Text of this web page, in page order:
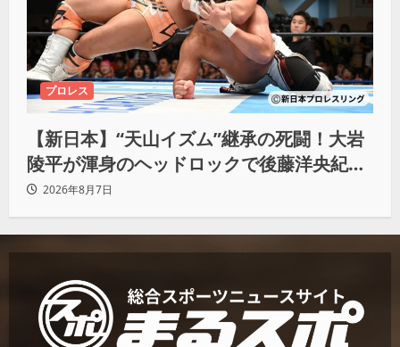
プロレス
【新日本】“天山イズム”継承の死闘！大岩
陵平が渾身のヘッドロックで後藤洋央紀か
らタップ奪取 執念の「リベンジ＆4勝目」
2026年8月7日